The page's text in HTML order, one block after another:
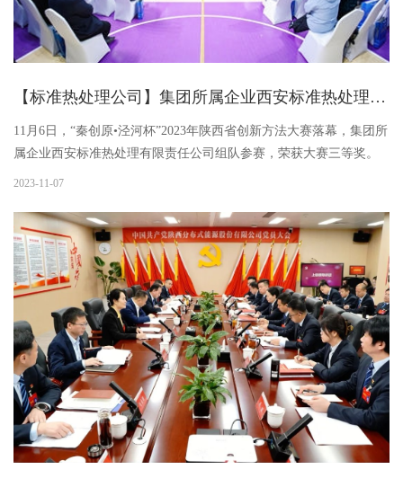
【标准热处理公司】集团所属企业西安标准热处理有限责任公司荣获2023年陕西省创新方法大赛三等奖
11月6日，“秦创原•泾河杯”2023年陕西省创新方法大赛落幕，集团所
属企业西安标准热处理有限责任公司组队参赛，荣获大赛三等奖。
2023-11-07